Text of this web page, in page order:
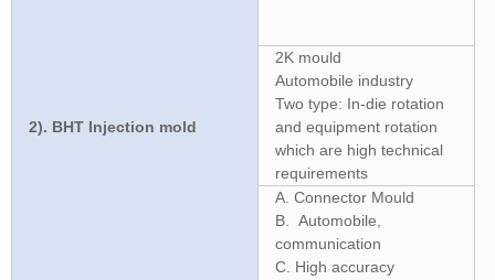
2). BHT Injection mold
2K mould
Automobile industry
Two type: In-die rotation
and equipment rotation
which are high technical
requirements
A. Connector Mould
B. Automobile,
communication
C. High accuracy